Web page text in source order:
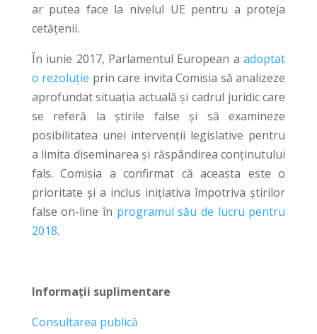
ar putea face la nivelul UE pentru a proteja
cetățenii.
În iunie 2017, Parlamentul European aadoptat
o rezoluție prin care invita Comisia să analizeze
aprofundat situația actuală și cadrul juridic care
se referă la știrile false și să examineze
posibilitatea unei intervenții legislative pentru
a limita diseminarea și răspândirea conținutului
fals. Comisia a confirmat că aceasta este o
prioritate și a inclus inițiativa împotriva știrilor
false on-line în programul său de lucru pentru
2018.
Informații suplimentare
Consultarea publică